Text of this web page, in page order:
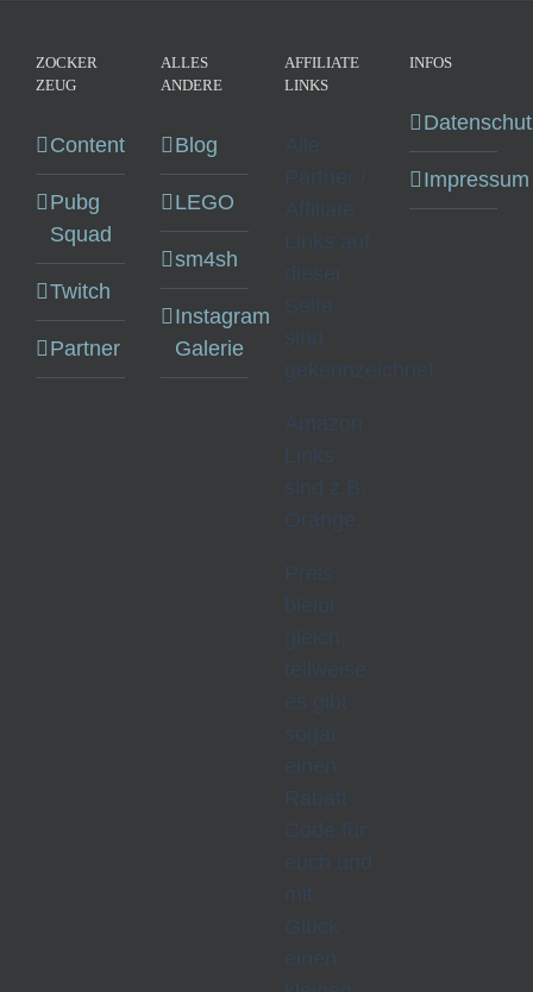
ZOCKER
ZEUG
Content
Pubg
Squad
Twitch
Partner
ALLES
ANDERE
Blog
LEGO
sm4sh
Instagram
Galerie
AFFILIATE
LINKS
Alle
Partner /
Affiliate
Links auf
dieser
Seite
sind
gekennzeichnet.
Amazon
Links
sind z.B.
Orange.
Preis
bleibt
gleich,
teilweise
es gibt
sogar
einen
Rabatt
Code für
euch und
mit
Glück
einen
INFOS
Impressum